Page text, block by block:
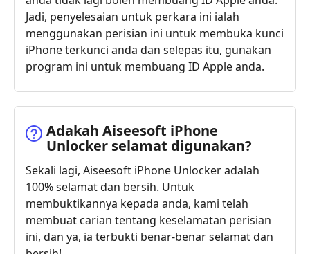
Jadi, penyelesaian untuk perkara ini ialah
menggunakan perisian ini untuk membuka kunci
iPhone terkunci anda dan selepas itu, gunakan
program ini untuk membuang ID Apple anda.
Adakah Aiseesoft iPhone
Unlocker selamat digunakan?
Sekali lagi, Aiseesoft iPhone Unlocker adalah
100% selamat dan bersih. Untuk
membuktikannya kepada anda, kami telah
membuat carian tentang keselamatan perisian
ini, dan ya, ia terbukti benar-benar selamat dan